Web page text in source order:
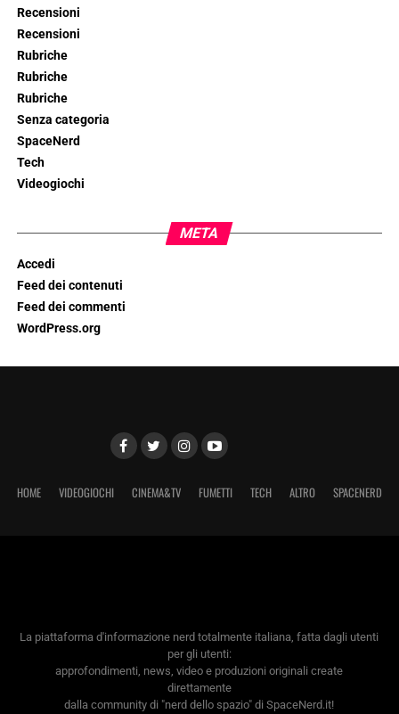
Recensioni
Recensioni
Rubriche
Rubriche
Rubriche
Senza categoria
SpaceNerd
Tech
Videogiochi
META
Accedi
Feed dei contenuti
Feed dei commenti
WordPress.org
HOME VIDEOGIOCHI CINEMA&TV FUMETTI TECH ALTRO SPACENERD
La piattaforma d'informazione nerd totalmente italiana, fatta dagli utenti
per gli utenti:
approfondimenti, news, video e produzioni originali create
direttamente
dalla community di "nerd dello spazio" di SpaceNerd.it!